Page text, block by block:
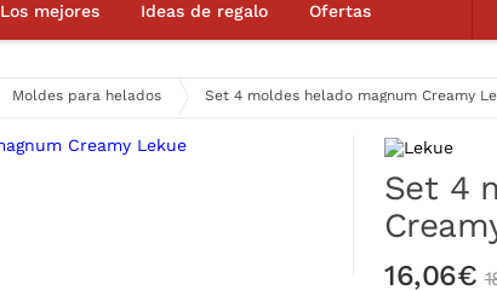
Los mejores Ideas de regalo Ofertas
Moldes para helados Set 4 moldes helado magnum Creamy
Set 4
16,06€